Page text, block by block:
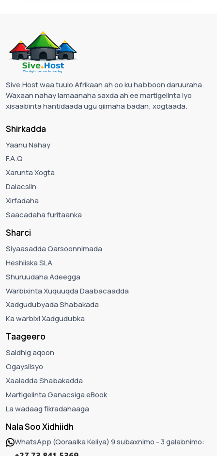
Sive.Host waa tuulo Afrikaan ah oo ku habboon daruuraha.
Waxaan nahay lamaanaha saxda ah ee martigelinta iyo
xisaabinta hantidaada ugu qiimaha badan; xogtaada.
Shirkadda
Yaanu Nahay
F.A.Q
Xarunta Xogta
Dalacsiin
Xirfadaha
Saacadaha furitaanka
Sharci
Siyaasadda Qarsoonnimada
Heshiiska SLA
Shuruudaha Adeegga
Warbixinta Xuquuqda Daabacaadda
Xadgudubyada Shabakada
Ka warbixi Xadgudubka
Taageero
Saldhig aqoon
Ogaysiisyo
Xaaladda Shabakadda
Martigelinta Ganacsiga eBook
La wadaag fikradahaaga
Nala Soo Xidhiidh
WhatsApp (Qoraalka Keliya) 9 subaxnimo - 3 galabnimo: